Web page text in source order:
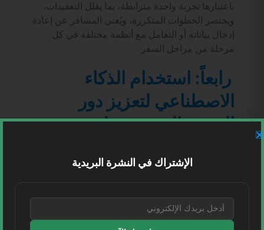
باعتبارها تجربة واحدة مترابطة، بما يقلل التعقيدات،
ويختصر الخطوات المتكررة، ويُغني المسافر عن إعادة
إدخال بياناته أو التعامل مع أنظمة مختلفة في كل
مرحلة من مراحل السفر.
رابعاً: استخدام الذكاء
الاصطناعي لتعزيز دور
العنصر البشري، وليس
فالهدف الحقيقي لا يتمثل في الأتمتة بحد ذاتها، وإنما
واستجابةً وقرباً من احتياجات المسافر، بما يجعل
تجربته أكثر تميزاً وإنسانية.
الإشتراك في النشرة البريدية